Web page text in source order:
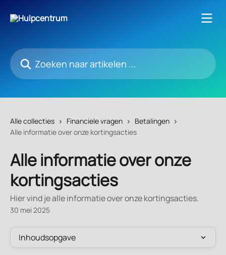
Zoeken naar artikelen ...
Alle collecties Financiele vragen
Betalingen
Alle informatie over onze kortingsacties
Alle informatie over onze
kortingsacties
Hier vind je alle informatie over onze kortingsacties.
30 mei 2025
Inhoudsopgave